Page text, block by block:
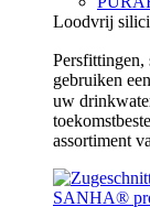
Loodvrij
gebruiken
uw
assortiment